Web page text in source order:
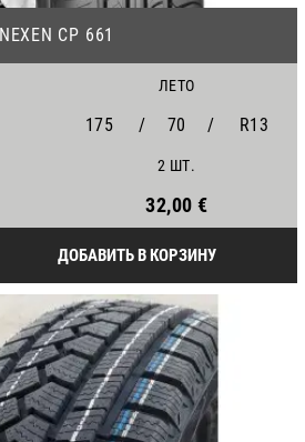
NEXEN CP 661
ЛЕТО
175 / 70 / R13
2 ШТ.
32,00 €
ДОБАВИТЬ В КОРЗИНУ